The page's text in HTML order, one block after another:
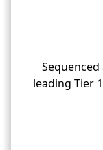
leading Tier